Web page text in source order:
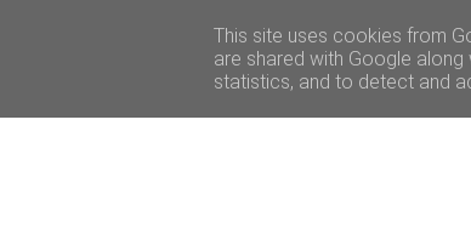
O Traveler deLuxeThis site uses cookies from
are shared with Google
statistics, and to detect and